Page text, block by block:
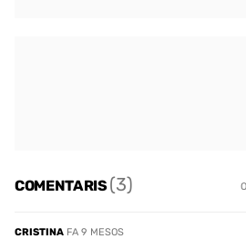
COMENTARIS(3)
CRISTINA FA 9 MESOS